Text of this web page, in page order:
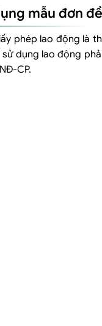
mẫu đơn
phép lao động là
dụng lao động
CP.